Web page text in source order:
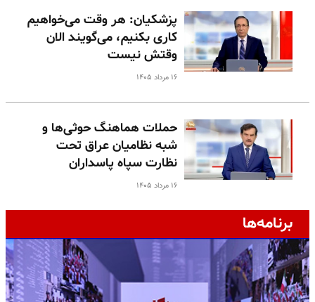
پزشکیان: هر وقت می‌خواهیم
کاری بکنیم، می‌گویند الان
وقتش نیست
۱۶ مرداد ۱۴۰۵
حملات هماهنگ حوثی‌ها و
شبه نظامیان عراق تحت
نظارت سپاه پاسداران
۱۶ مرداد ۱۴۰۵
برنامه‌ها